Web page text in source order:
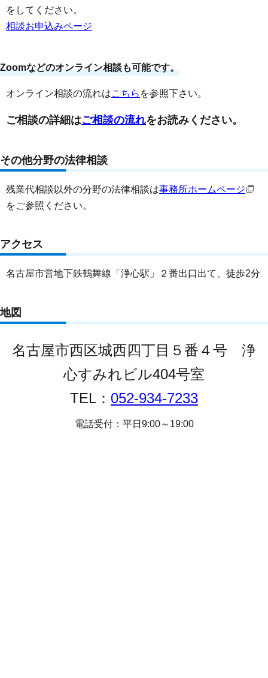
をしてください。
相談お申込みページ
Zoomなどのオンライン相談も可能です。
オンライン相談の流れはこちら を参照下さい。
ご相談の詳細はご相談の流れをお読みください。
その他分野の法律相談
残業代相談以外の分野の法律相談は事務所ホームページ
をご参照ください。
アクセス
名古屋市営地下鉄鶴舞線「浄心駅」２番出口出て、徒歩2分
地図
名古屋市西区城西四丁目５番４号 浄
心すみれビル404号室
TEL： 052-934-7233
電話受付：平日9:00～19:00